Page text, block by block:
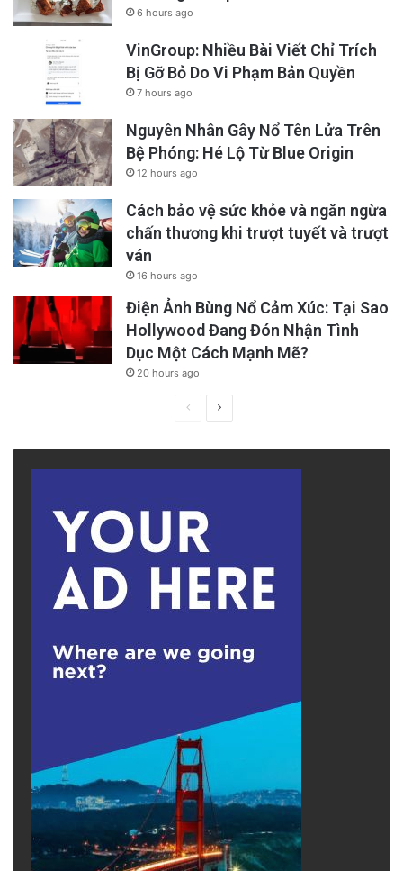
6 hours ago
VinGroup: Nhiều Bài Viết Chỉ Trích
Bị Gỡ Bỏ Do Vi Phạm Bản Quyền
7 hours ago
Nguyên Nhân Gây Nổ Tên Lửa Trên
Bệ Phóng: Hé Lộ Từ Blue Origin
12 hours ago
Cách bảo vệ sức khỏe và ngăn ngừa
chấn thương khi trượt tuyết và trượt
ván
16 hours ago
Điện Ảnh Bùng Nổ Cảm Xúc: Tại Sao
Hollywood Đang Đón Nhận Tình
Dục Một Cách Mạnh Mẽ?
20 hours ago
PreviousNext